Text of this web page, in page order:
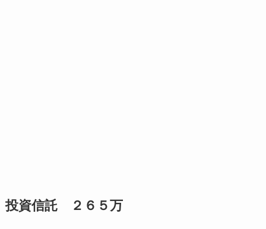
投資信託 ２６５万